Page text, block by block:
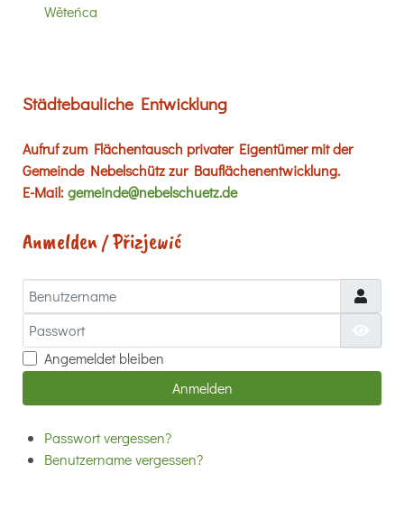
Wěteńca
Städtebauliche Entwicklung
Aufruf zum Flächentausch privater Eigentümer mit der
Gemeinde Nebelschütz zur Bauflächenentwicklung.
E-Mail:gemeinde@nebelschuetz.de
Anmelden / Přizjewić
Benutzername
Passwort
Angemeldet bleiben
Anmelden
Passwort vergessen?
Benutzername vergessen?